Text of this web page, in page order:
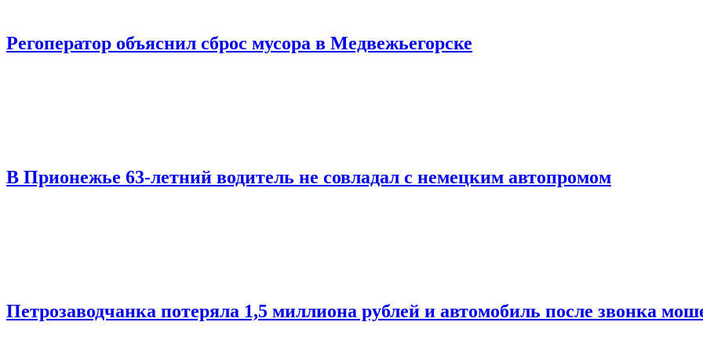
Регоператор объяснил сброс мусора в Медвежьегорске
В Прионежье 63-летний водитель не совладал с немецким автопромом
Петрозаводчанка потеряла 1,5 миллиона рублей и автомобиль после звонка